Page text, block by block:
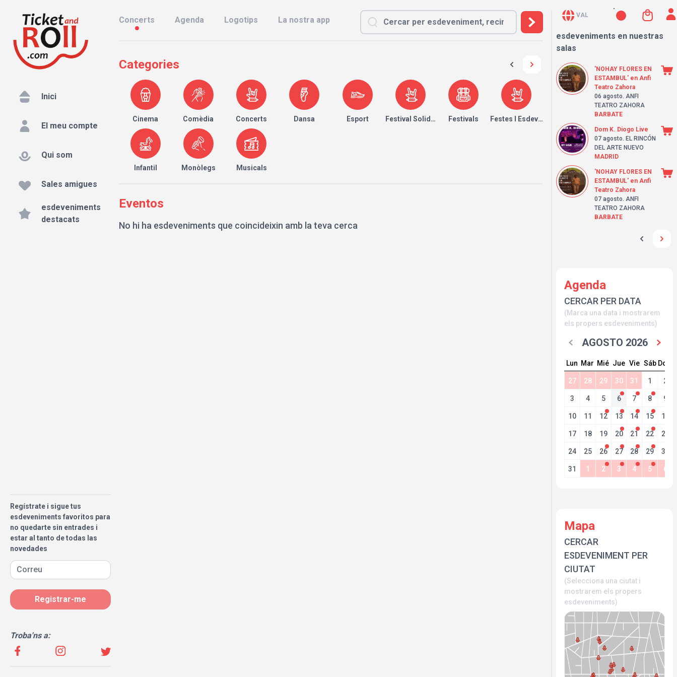
Inici
El meu compte
Qui som
Sales amigues
esdeveniments
destacats
Regístrate i sigue tus
esdeveniments favoritos para
no quedarte sin entrades i
estar al tanto de todas las
novedades
Registrar-me
Troba'ns a:
Concerts Agenda Logotips La nostra app
Categories
Cinema Comèdia Concerts Dansa Esport Festival Solidari Festivals Festes I Esdeveniments
Infantil Monòlegs Musicals
Eventos
No hi ha esdeveniments que coincideixin amb la teva cerca
VAL
esdeveniments en nuestras
salas
'NOHAY FLORES EN
ESTAMBUL' en Anfi
Teatro Zahora
06 agosto. ANFI
TEATRO ZAHORA
BARBATE
Dom K. Diogo Live
07 agosto. EL RINCÓN
DEL ARTE NUEVO
MADRID
'NOHAY FLORES EN
ESTAMBUL' en Anfi
Teatro Zahora
07 agosto. ANFI
TEATRO ZAHORA
BARBATE
Agenda
CERCAR PER DATA
(Marca una data i mostrarem
els propers esdeveniments)
AGOSTO 2026
Lun Mar Mié Jue Vie Sáb Dom
27 28 29 30 31 1 2
3 4 5 6 7 8 9
10 11 12 13 14 15 16
17 18 19 20 21 22 23
24 25 26 27 28 29 30
31 1 2 3 4 5 6
Mapa
CERCAR
ESDEVENIMENT PER
CIUTAT
(Selecciona una ciutat i
mostrarem els propers
esdeveniments)